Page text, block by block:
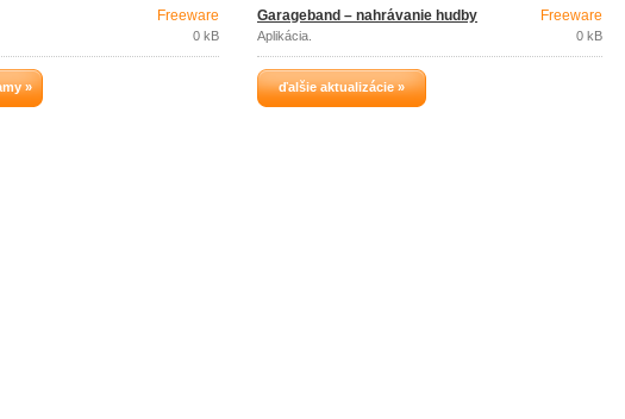
Freeware
0 kB
»
Garageband – nahrávanie hudby
Aplikácia.
Freeware
0 kB
ďalšie aktualizácie »